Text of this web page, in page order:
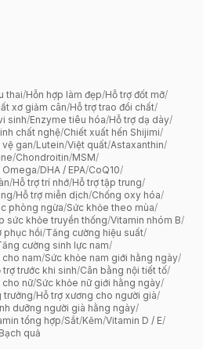
thai/Hỗn hợp làm đẹp/Hỗ trợ đốt mỡ/
xơ giảm cân/Hỗ trợ trao đổi chất/
sinh/Enzyme tiêu hóa/Hỗ trợ dạ dày/
chất nghệ/Chiết xuất hến Shijimi/
vệ gan/Lutein/Việt quất/Astaxanthin/
/Chondroitin/MSM/
Omega/DHA / EPA/CoQ10/
/Hỗ trợ trí nhớ/Hỗ trợ tập trung/
/Hỗ trợ miễn dịch/Chống oxy hóa/
phòng ngừa/Sức khỏe theo mùa/
sức khỏe truyền thống/Vitamin nhóm B/
phục hồi/Tăng cường hiệu suất/
cường sinh lực nam/
cho nam/Sức khỏe nam giới hằng ngày/
trợ trước khi sinh/Cân bằng nội tiết tố/
cho nữ/Sức khỏe nữ giới hằng ngày/
trưởng/Hỗ trợ xương cho người già/
dưỡng người già hằng ngày/
tổng hợp/Sắt/Kẽm/Vitamin D / E/
Bạch quả